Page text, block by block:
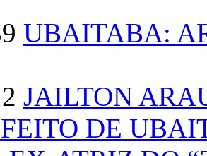
UBAITABA:
JAILTON
DE